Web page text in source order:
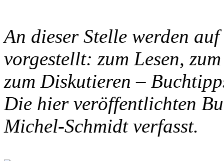
An dieser Stelle werden
vorgestellt: zum Lesen,
zum Diskutieren –
Die hier veröffentlichten
Michel-Schmidt verfasst.